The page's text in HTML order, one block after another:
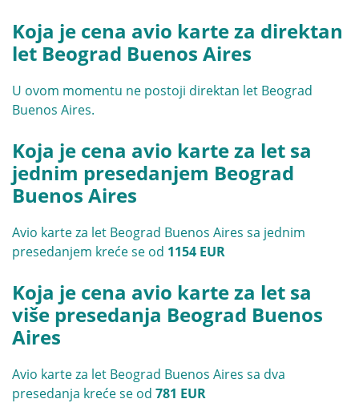
Koja je cena avio karte za direktan
let Beograd Buenos Aires
U ovom momentu ne postoji direktan let Beograd
Buenos Aires.
Koja je cena avio karte za let sa
jednim presedanjem Beograd
Buenos Aires
Avio karte za let Beograd Buenos Aires sa jednim
presedanjem kreće se od 1154 EUR
Koja je cena avio karte za let sa
više presedanja Beograd Buenos
Aires
Avio karte za let Beograd Buenos Aires sa dva
presedanja kreće se od 781 EUR